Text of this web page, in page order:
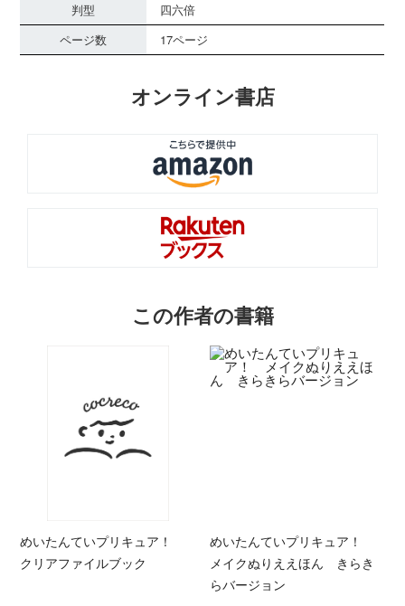
判型
四六倍
ページ数
17ページ
オンライン書店
この作者の書籍
めいたんていプリキュア！
クリアファイルブック
めいたんていプリキュア！
メイクぬりええほん きらき
らバージョン